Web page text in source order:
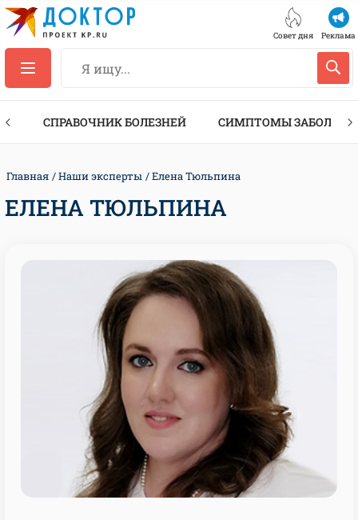
Совет дня Реклама
СПРАВОЧНИК БОЛЕЗНЕЙ СИМПТОМЫ
Главная Наши эксперты Елена Тюльпина
ЕЛЕНА ТЮЛЬПИНА